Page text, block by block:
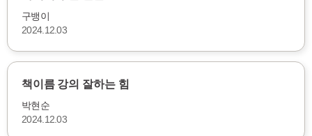
구뱅이
2024.12.03
책이름 강의 잘하는 힘
박현순
2024.12.03